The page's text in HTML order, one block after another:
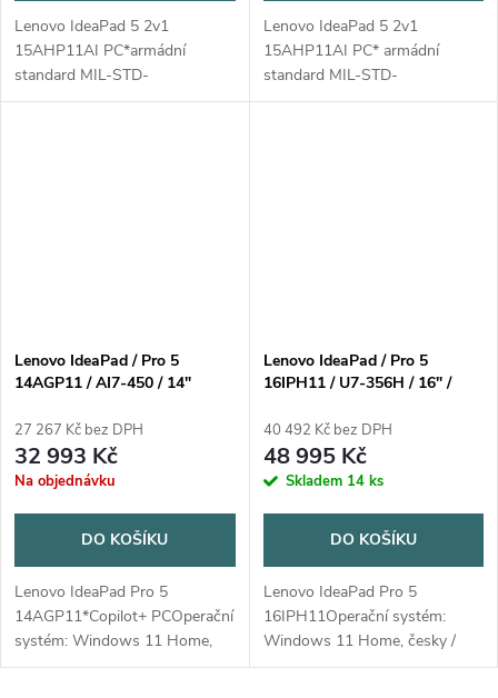
Lenovo IdeaPad 5 2v1
15AHP11AI PC*armádní
standard MIL-STD-
810HOperační systém:
Lenovo IdeaPad 5 2v1
15AHP11AI PC* armádní
standard MIL-STD-
810HOperační systém:
Lenovo IdeaPad / Pro 5
14AGP11 / AI7-450 / 14"
AMD int / W11H / Gray / 2R
27 267 Kč bez DPH
32 993 Kč
Na objednávku
DO KOŠÍKU
Lenovo IdeaPad Pro 5
14AGP11*Copilot+ PCOperační
systém: Windows 11 Home,
česky / slovensky /
Lenovo IdeaPad / Pro 5
16IPH11 / U7-356H / 16" /
5050 / W11H / Gray / 2R
40 492 Kč bez DPH
48 995 Kč
Skladem 14 ks
DO KOŠÍKU
Lenovo IdeaPad Pro 5
16IPH11Operační systém:
Windows 11 Home, česky /
slovensky / anglickyProcesor: